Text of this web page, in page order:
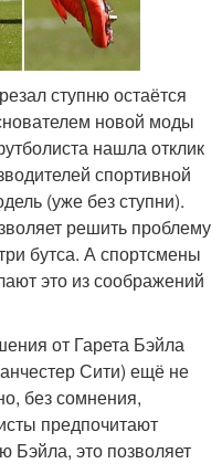
ступню остаётся
новой моды
нашла отклик
спортивной
(уже без ступни).
решить проблему
бутса. А спортсмены
это из соображений
от Гарета Бэйла
Сити) ещё не
без сомнения,
предпочитают
Бэйла, это позволяет